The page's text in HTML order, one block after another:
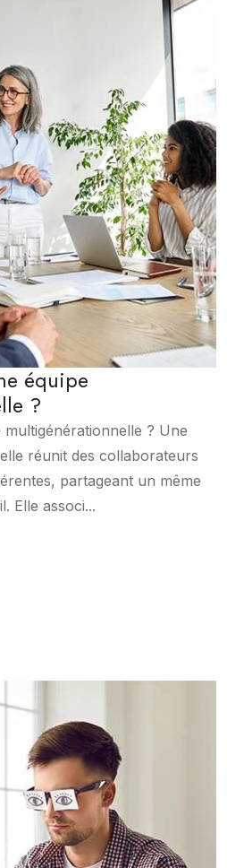
équipe
?
multigénérationnelle ? Une
réunit des collaborateurs
partageant un même
Elle associ...